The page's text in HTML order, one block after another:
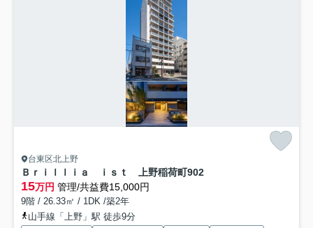
台東区北上野
Ｂｒｉｌｌｉａ ｉｓｔ 上野稲荷町902
15万円 管理/共益費15,000円
9階 / 26.33㎡ / 1DK /築2年
山手線「上野」駅 徒歩9分